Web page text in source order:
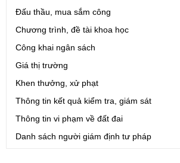
Đấu thầu, mua sắm công
Chương trình, đề tài khoa học
Công khai ngân sách
Giá thị trường
Khen thưởng, xử phạt
Thông tin kết quả kiểm tra, giám sát
Thông tin vi phạm về đất đai
Danh sách người giám định tư pháp